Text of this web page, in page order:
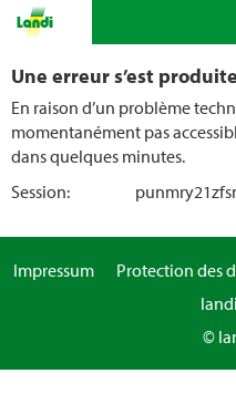
Une erreur s’est produite
En raison d’un problème
momentanément pas
dans quelques minutes.
Session:
Impressum Protection des
©